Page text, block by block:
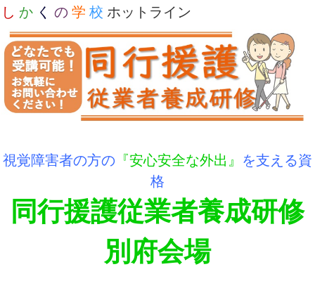
し か く の 学 校 ホットライン
視覚障害者の方の 『安心安全な外出』 を支える資
格
同行援護従業者養成研修
別府会場